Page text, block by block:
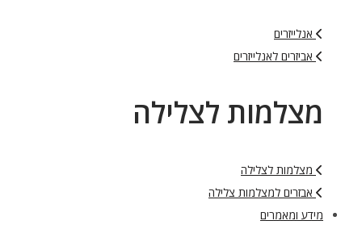
אנלייזרים
אביזרים לאנלייזרים
מצלמות לצלילה
מצלמות לצלילה
אבזרים למצלמות צלילה
מידע ומאמרים